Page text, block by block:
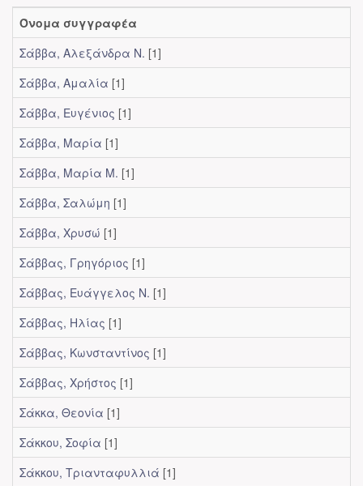
Όνομα συγγραφέα
Σάββα, Αλεξάνδρα Ν. [1]
Σάββα, Αμαλία [1]
Σάββα, Ευγένιος [1]
Σάββα, Μαρία [1]
Σάββα, Μαρία Μ. [1]
Σάββα, Σαλώμη [1]
Σάββα, Χρυσώ [1]
Σάββας, Γρηγόριος [1]
Σάββας, Ευάγγελος Ν. [1]
Σάββας, Ηλίας [1]
Σάββας, Κωνσταντίνος [1]
Σάββας, Χρήστος [1]
Σάκκα, Θεονία [1]
Σάκκου, Σοφία [1]
Σάκκου, Τριανταφυλλιά [1]